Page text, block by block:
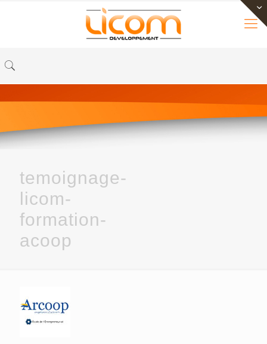
temoignage-
licom-
formation-
acoop